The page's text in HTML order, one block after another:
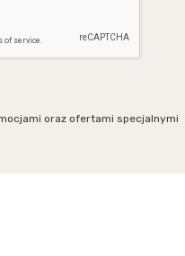
oraz ofertami specjalnymi